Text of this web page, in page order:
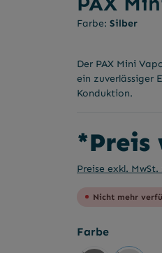
Farbe: Silber
Der PAX Mini
ein zuverlässiger
Konduktion.
*Preis
Preise exkl.
Nicht mehr
Farbeauswählen